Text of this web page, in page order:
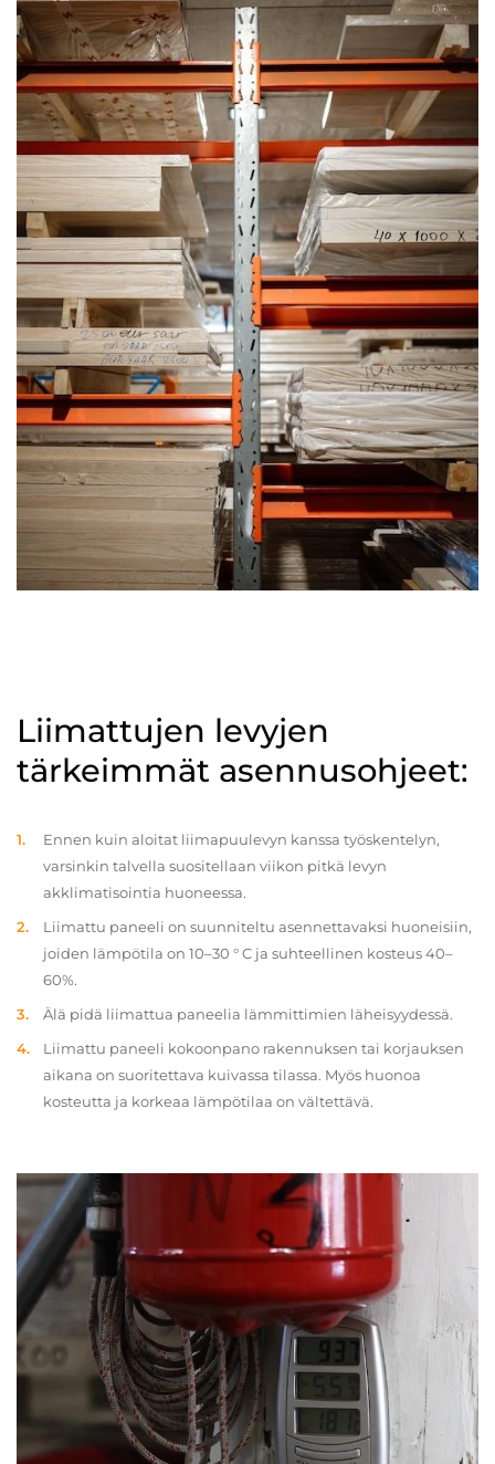
Liimattujen levyjen
tärkeimmät asennusohjeet:
Ennen kuin aloitat liimapuulevyn kanssa työskentelyn,
varsinkin talvella suositellaan viikon pitkä levyn
akklimatisointia huoneessa.
Liimattu paneeli on suunniteltu asennettavaksi huoneisiin,
joiden lämpötila on 10–30 ° C ja suhteellinen kosteus 40–
60%.
Älä pidä liimattua paneelia lämmittimien läheisyydessä.
Liimattu paneeli kokoonpano rakennuksen tai korjauksen
aikana on suoritettava kuivassa tilassa. Myös huonoa
kosteutta ja korkeaa lämpötilaa on vältettävä.